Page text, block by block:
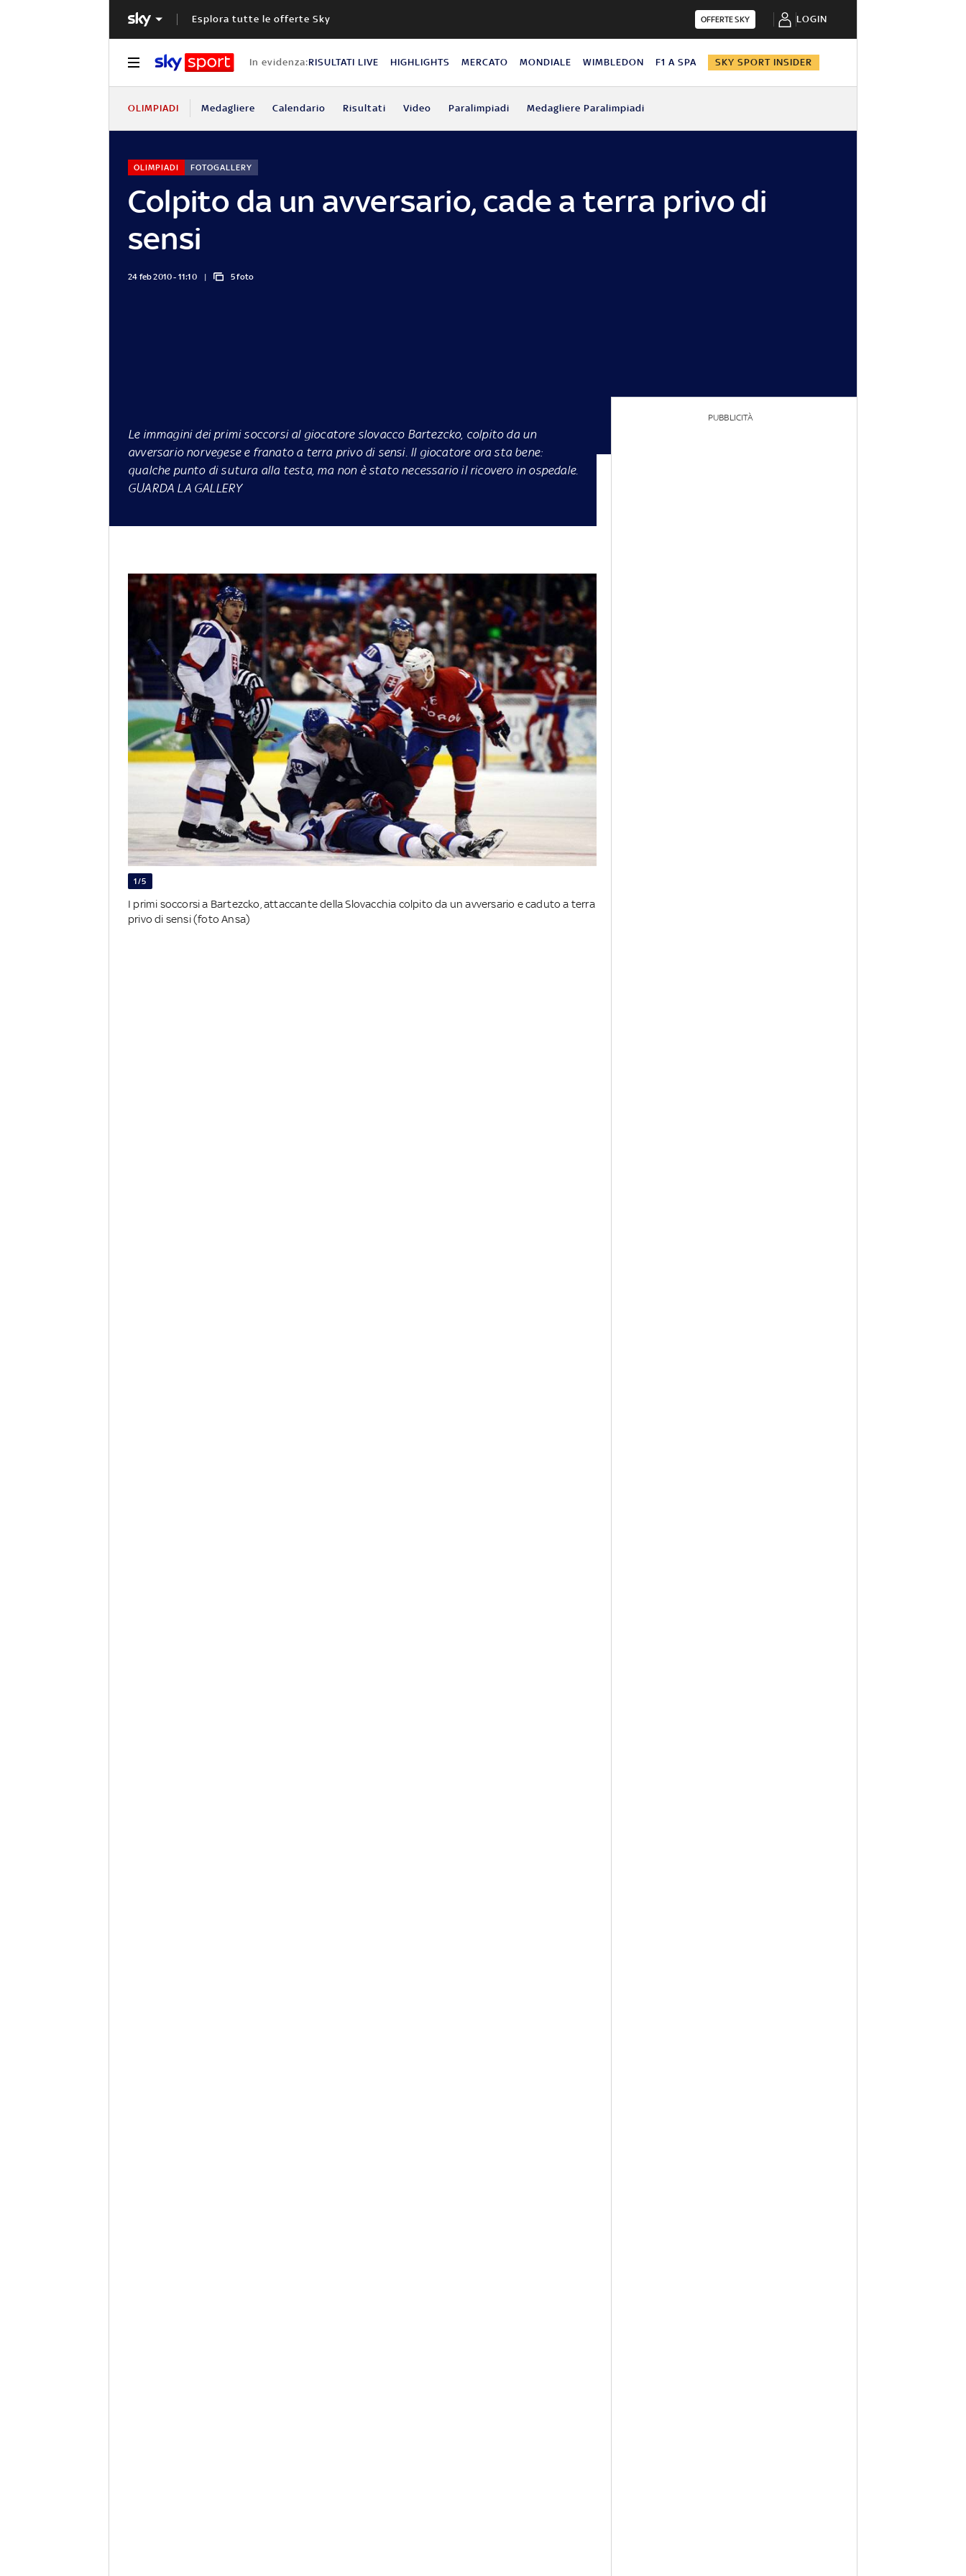
Esplora tutte le offerte Sky OFFERTE SKY LOGIN
In evidenza:RISULTATI LIVE HIGHLIGHTS MERCATO MONDIALE WIMBLEDON F1 A SPA SKY SPORT INSIDER
OLIMPIADI Medagliere Calendario Risultati Video Paralimpiadi Medagliere Paralimpiadi
Colpito da un avversario, cade a terra privo di
sensi
OLIMPIADI FOTOGALLERY
24 feb 2010 - 11:10 5 foto
Le immagini dei primi soccorsi al giocatore slovacco Bartezcko, colpito da un
avversario norvegese e franato a terra privo di sensi. Il giocatore ora sta bene:
qualche punto di sutura alla testa, ma non è stato necessario il ricovero in ospedale.
GUARDA LA GALLERY
1/5
I primi soccorsi a Bartezcko, attaccante della Slovacchia colpito da un avversario e caduto a terra
privo di sensi (foto Ansa)
PUBBLICITÀ